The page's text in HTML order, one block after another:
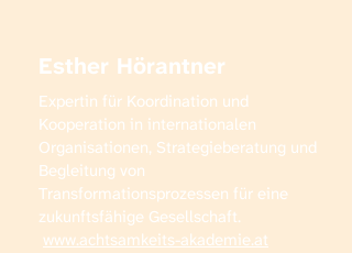
Esther Hörantner
Expertin für Koordination und
Kooperation in internationalen
Organisationen, Strategieberatung und
Begleitung von
Transformationsprozessen für eine
zukunftsfähige Gesellschaft.​
www.achtsamkeits-akademie.at